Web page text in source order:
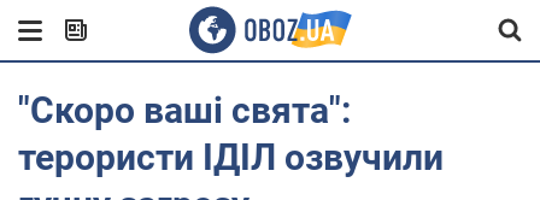
"Скоро ваші свята":
терористи ІДІЛ озвучили